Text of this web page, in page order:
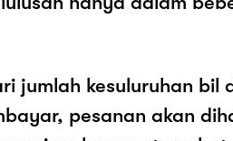
jumlah kesuluruhan bil
pesanan akan